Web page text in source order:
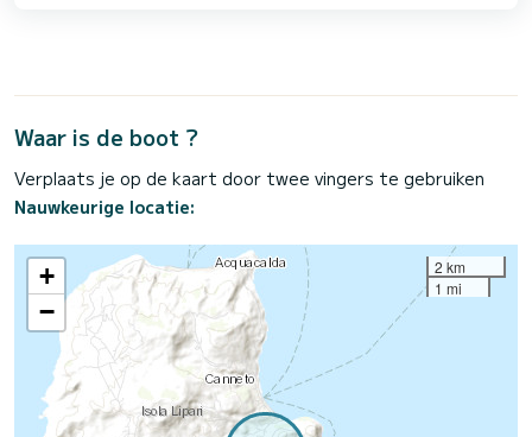
Waar is de boot ?
Verplaats je op de kaart door twee vingers te gebruiken
Nauwkeurige locatie:
+
−
2 km
1 mi